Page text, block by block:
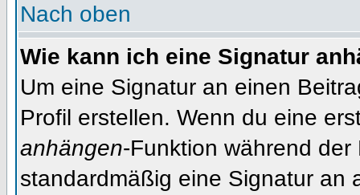
Nach oben
Wie kann ich eine Signatur
Um eine Signatur an einen
Profil erstellen. Wenn du eine
anhängen-Funktion während
standardmäßig eine Signatur an